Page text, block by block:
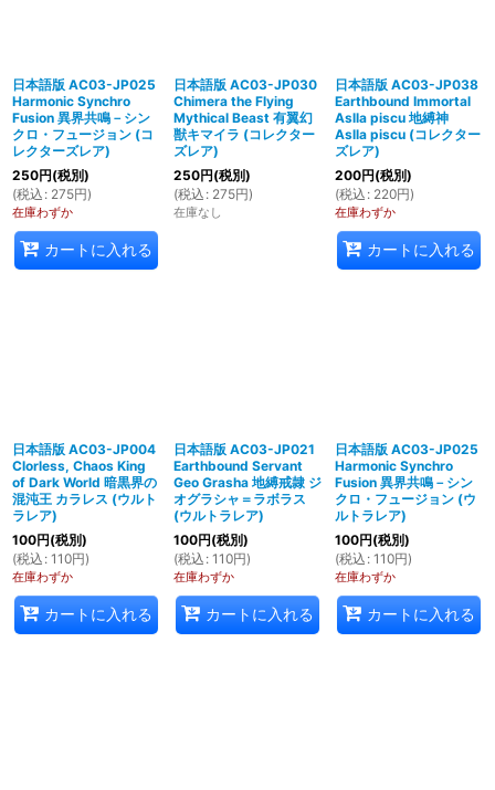
日本語版 AC03-JP025
Harmonic Synchro
Fusion 異界共鳴－シン
クロ・フュージョン (コ
レクターズレア)
250円(税別)
(税込 : 275円)
在庫わずか
カートに入れる
日本語版 AC03-JP030
Chimera the Flying
Mythical Beast 有翼幻
獣キマイラ (コレクター
ズレア)
250円(税別)
(税込 : 275円)
在庫なし
日本語版 AC03-JP038
Earthbound Immortal
Aslla piscu 地縛神
Aslla piscu (コレクター
ズレア)
200円(税別)
(税込 : 220円)
在庫わずか
カートに入れる
日本語版 AC03-JP004
Clorless, Chaos King
of Dark World 暗黒界の
混沌王 カラレス (ウルト
ラレア)
100円(税別)
(税込 : 110円)
在庫わずか
カートに入れる
日本語版 AC03-JP021
Earthbound Servant
Geo Grasha 地縛戒隷 ジ
オグラシャ＝ラボラス
(ウルトラレア)
100円(税別)
(税込 : 110円)
在庫わずか
カートに入れる
日本語版 AC03-JP025
Harmonic Synchro
Fusion 異界共鳴－シン
クロ・フュージョン (ウ
ルトラレア)
100円(税別)
(税込 : 110円)
在庫わずか
カートに入れる